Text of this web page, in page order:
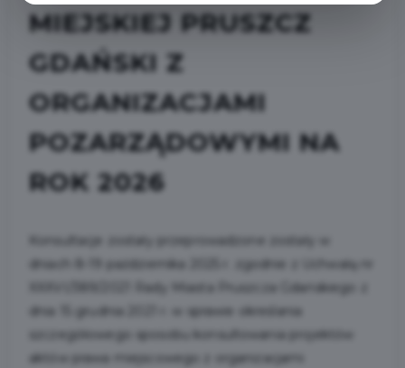
MIEJSKIEJ PRUSZCZ
GDAŃSKI Z
ORGANIZACJAMI
POZARZĄDOWYMI NA
ROK 2026
Konsultacje zostały przeprowadzone zostały w
dniach 8-19 października 2025 r. zgodnie z Uchwałą nr
XXXVI/389/2021 Rady Miasta Pruszcza Gdańskiego z
dnia 15 grudnia 2021 r. w sprawie określania
szczegółowego sposobu konsultowania projektów
aktów prawa miejscowego z organizacjami